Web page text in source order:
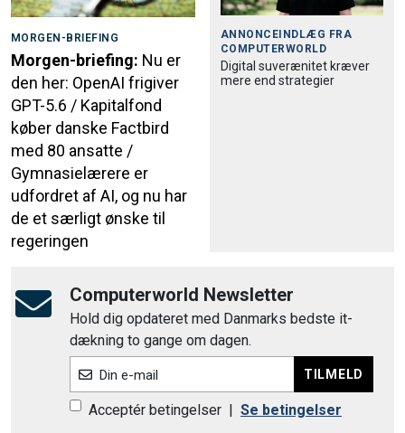
MORGEN-BRIEFING
Morgen-briefing: Nu er
den her: OpenAI frigiver
GPT-5.6 / Kapitalfond
køber danske Factbird
med 80 ansatte /
Gymnasielærere er
udfordret af AI, og nu har
de et særligt ønske til
regeringen
ANNONCEINDLÆG FRA
COMPUTERWORLD
Digital suverænitet kræver
mere end strategier
Computerworld Newsletter
Hold dig opdateret med Danmarks bedste it-
dækning to gange om dagen.
Din e-mail TILMELD
Acceptér betingelser Se betingelser